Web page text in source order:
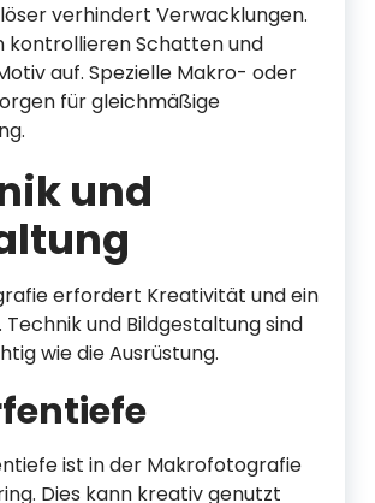
verhindert Verwacklungen.
kontrollieren Schatten und
auf. Spezielle Makro- oder
für gleichmäßige
und
erfordert Kreativität und ein
Technik und Bildgestaltung sind
wie die Ausrüstung.
ist in der Makrofotografie
Dies kann kreativ genutzt